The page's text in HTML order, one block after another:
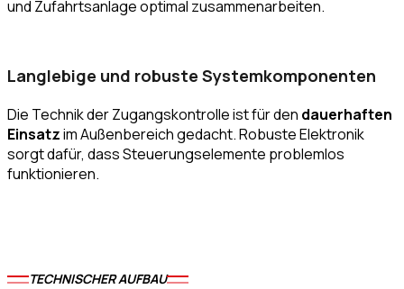
und Zufahrtsanlage optimal zusammenarbeiten.
Langlebige und robuste Systemkomponenten
Die Technik der Zugangskontrolle ist für den dauerhaften
Einsatzim Außenbereich gedacht. Robuste Elektronik
sorgt dafür, dass Steuerungselemente problemlos
funktionieren.
TECHNISCHER AUFBAU